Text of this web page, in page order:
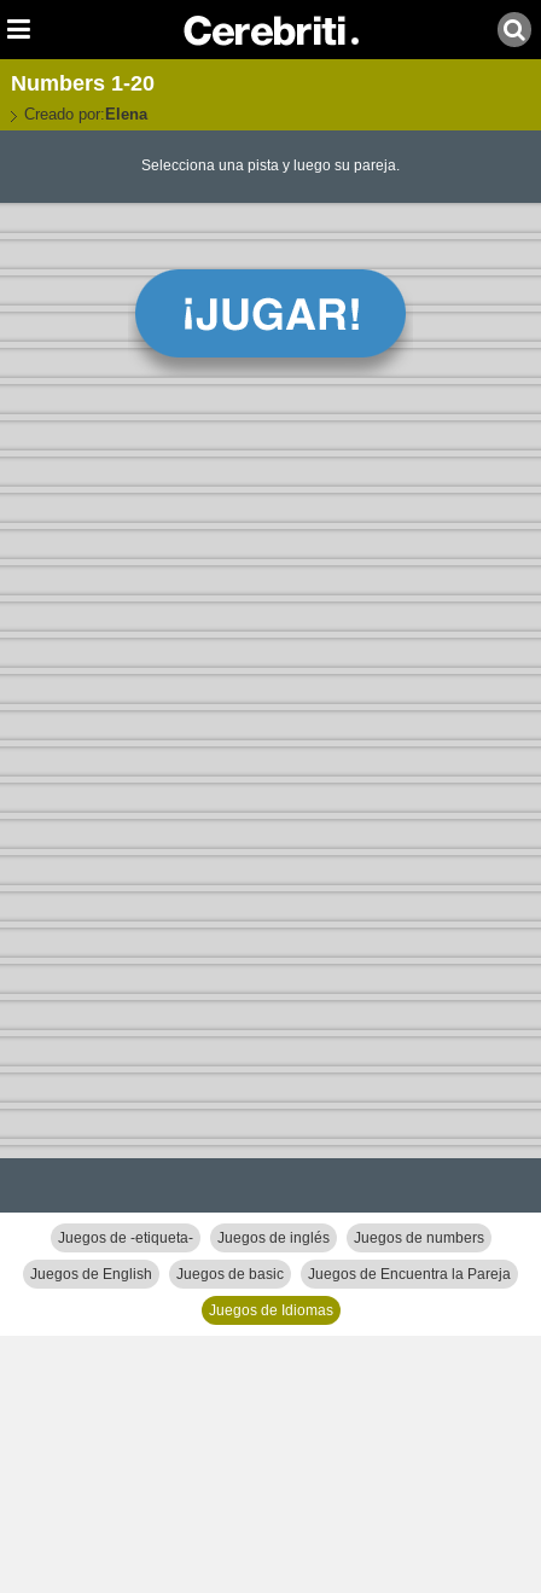
Numbers 1-20
Creado por: Elena
Selecciona una pista y luego su pareja.
Juegos de -etiqueta- Juegos de inglés Juegos de numbers
Juegos de English Juegos de basic Juegos de Encuentra la Pareja
Juegos de Idiomas